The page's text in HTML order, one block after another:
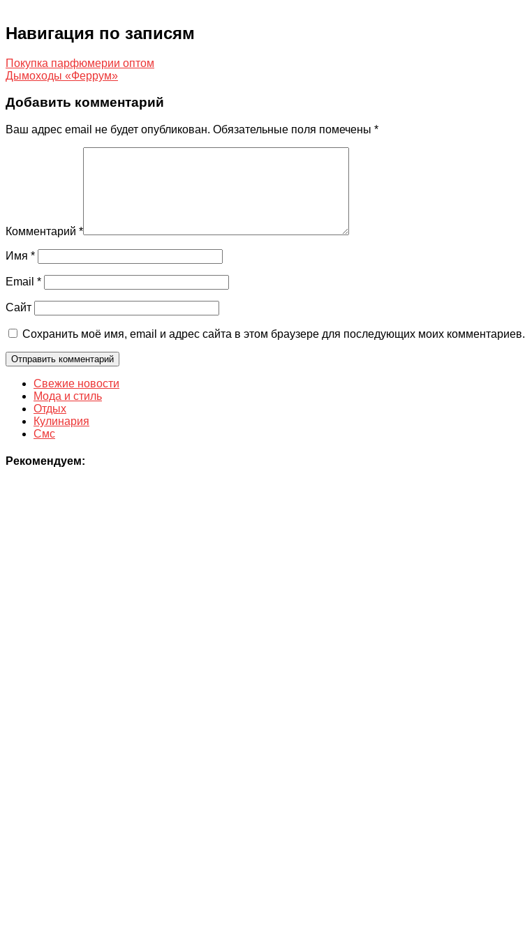
Навигация по записям
Покупка парфюмерии оптом
Дымоходы «Феррум»
Добавить комментарий
Ваш адрес email не будет опубликован. Обязательные поля помечены *
Комментарий *
Имя *
Email *
Сайт
Сохранить моё имя, email и адрес сайта в этом браузере для последующих моих комментариев.
Свежие новости
Мода и стиль
Отдых
Кулинария
Смс
Рекомендуем: